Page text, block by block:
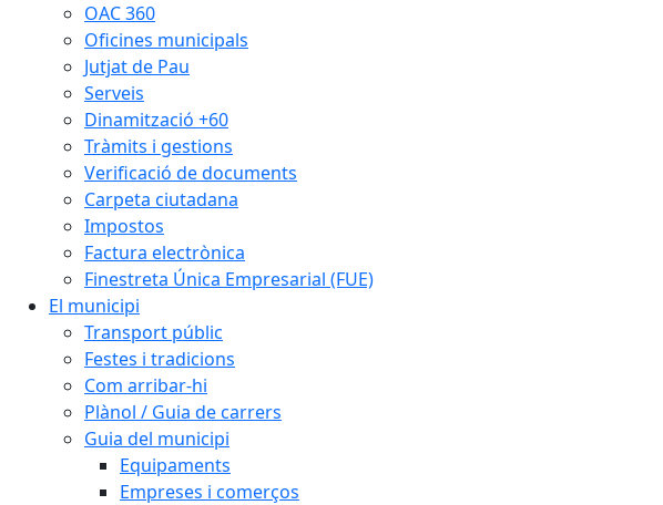
OAC 360
Oficines municipals
Jutjat de Pau
Serveis
Dinamització +60
Tràmits i gestions
Verificació de documents
Carpeta ciutadana
Impostos
Factura electrònica
Finestreta Única Empresarial (FUE)
El municipi
Transport públic
Festes i tradicions
Com arribar-hi
Plànol / Guia de carrers
Guia del municipi
Equipaments
Empreses i comerços